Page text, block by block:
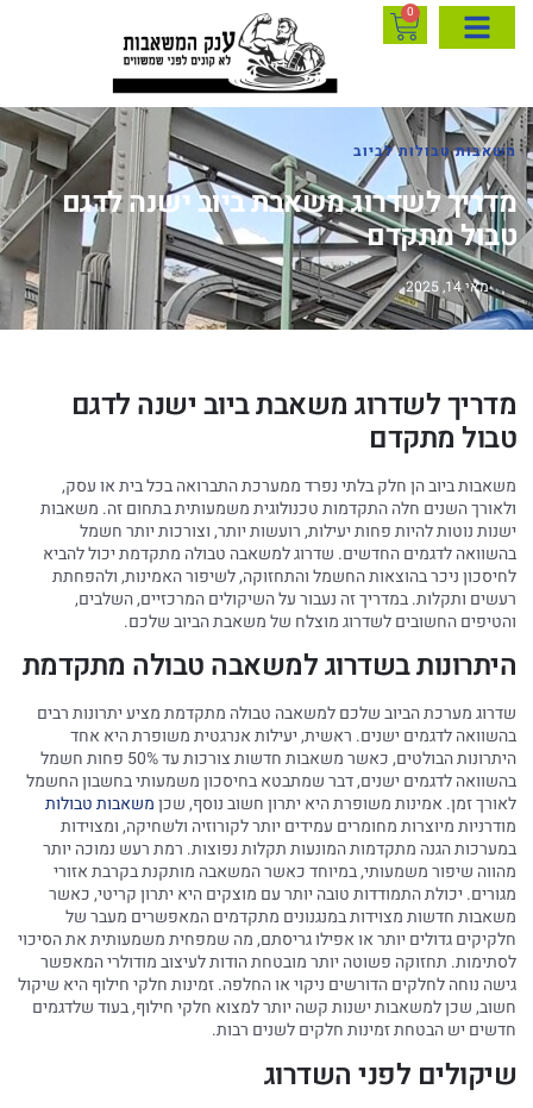
0
משאבות טבולות לביוב
מדריך לשדרוג משאבת ביוב ישנה לדגם
טבול מתקדם
מאי 14, 2025
מדריך לשדרוג משאבת ביוב ישנה לדגם
טבול מתקדם
משאבות ביוב הן חלק בלתי נפרד ממערכת התברואה בכל בית או עסק,
ולאורך השנים חלה התקדמות טכנולוגית משמעותית בתחום זה. משאבות
ישנות נוטות להיות פחות יעילות, רועשות יותר, וצורכות יותר חשמל
בהשוואה לדגמים החדשים. שדרוג למשאבה טבולה מתקדמת יכול להביא
לחיסכון ניכר בהוצאות החשמל והתחזוקה, לשיפור האמינות, ולהפחתת
רעשים ותקלות. במדריך זה נעבור על השיקולים המרכזיים, השלבים,
והטיפים החשובים לשדרוג מוצלח של משאבת הביוב שלכם.
היתרונות בשדרוג למשאבה טבולה מתקדמת
שדרוג מערכת הביוב שלכם למשאבה טבולה מתקדמת מציע יתרונות רבים
בהשוואה לדגמים ישנים. ראשית, יעילות אנרגטית משופרת היא אחד
היתרונות הבולטים, כאשר משאבות חדשות צורכות עד 50% פחות חשמל
בהשוואה לדגמים ישנים, דבר שמתבטא בחיסכון משמעותי בחשבון החשמל
לאורך זמן. אמינות משופרת היא יתרון חשוב נוסף, שכןמשאבות טבולות
מודרניות מיוצרות מחומרים עמידים יותר לקורוזיה ולשחיקה, ומצוידות
במערכות הגנה מתקדמות המונעות תקלות נפוצות. רמת רעש נמוכה יותר
מהווה שיפור משמעותי, במיוחד כאשר המשאבה מותקנת בקרבת אזורי
מגורים. יכולת התמודדות טובה יותר עם מוצקים היא יתרון קריטי, כאשר
משאבות חדשות מצוידות במנגנונים מתקדמים המאפשרים מעבר של
חלקיקים גדולים יותר או אפילו גריסתם, מה שמפחית משמעותית את הסיכוי
לסתימות. תחזוקה פשוטה יותר מובטחת הודות לעיצוב מודולרי המאפשר
גישה נוחה לחלקים הדורשים ניקוי או החלפה. זמינות חלקי חילוף היא שיקול
חשוב, שכן למשאבות ישנות קשה יותר למצוא חלקי חילוף, בעוד שלדגמים
חדשים יש הבטחת זמינות חלקים לשנים רבות.
שיקולים לפני השדרוג